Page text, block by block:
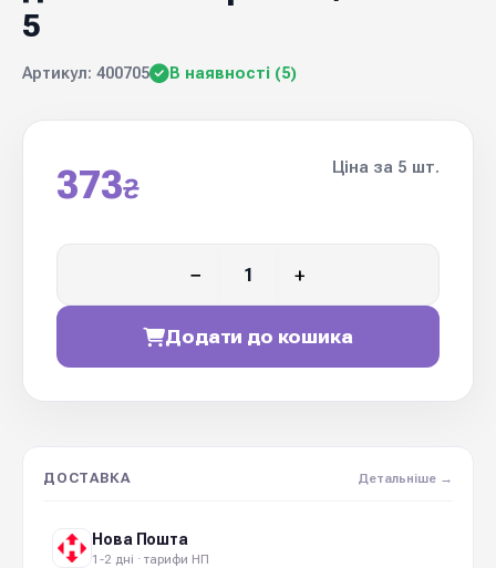
5
Артикул: 400705 В наявності (5)
373₴
Ціна за 5 шт.
− +
Додати до кошика
ДОСТАВКА Детальніше →
Нова Пошта
1-2 дні · тарифи НП